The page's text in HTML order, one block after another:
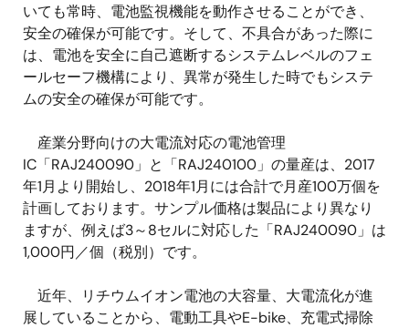
いても常時、電池監視機能を動作させることができ、
安全の確保が可能です。そして、不具合があった際に
は、電池を安全に自己遮断するシステムレベルのフェ
ールセーフ機構により、異常が発生した時でもシステ
ムの安全の確保が可能です。
産業分野向けの大電流対応の電池管理
IC「RAJ240090」と「RAJ240100」の量産は、2017
年1月より開始し、2018年1月には合計で月産100万個を
計画しております。サンプル価格は製品により異なり
ますが、例えば3～8セルに対応した「RAJ240090」は
1,000円／個（税別）です。
近年、リチウムイオン電池の大容量、大電流化が進
展していることから、電動工具やE-bike、充電式掃除